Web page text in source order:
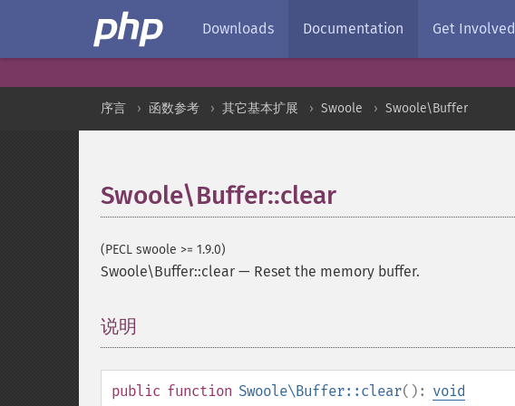
Downloads Documentation Get Involved
序言 函数参考 其它基本扩展 Swoole Swoole\Buffer
Swoole\Buffer::clear
(PECL swoole >= 1.9.0)
Swoole\Buffer::clear — Reset the memory buffer.
说明
public function Swoole\Buffer::clear(): void